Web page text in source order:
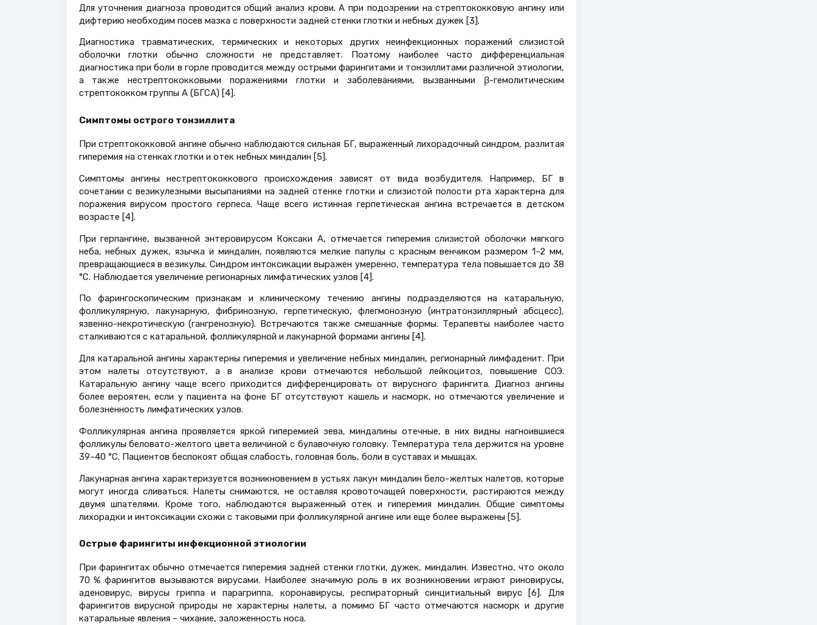
Для уточнения диагноза проводится общий анализ крови. А при подозрении на стрептококковую ангину или
дифтерию необходим посев мазка с поверхности задней стенки глотки и небных дужек [3].
Диагностика травматических, термических и некоторых других неинфекционных поражений слизистой
оболочки глотки обычно сложности не представляет. Поэтому наиболее часто дифференциальная
диагностика при боли в горле проводится между острыми фарингитами и тонзиллитами различной этиологии,
а также нестрептококковыми поражениями глотки и заболеваниями, вызванными β-гемолитическим
стрептококком группы А (БГСА) [4].
Симптомы острого тонзиллита
При стрептококковой ангине обычно наблюдаются сильная БГ, выраженный лихорадочный синдром, разлитая
гиперемия на стенках глотки и отек небных миндалин [5].
Симптомы ангины нестрептококкового происхождения зависят от вида возбудителя. Например, БГ в
сочетании с везикулезными высыпаниями на задней стенке глотки и слизистой полости рта характерна для
поражения вирусом простого герпеса. Чаще всего истинная герпетическая ангина встречается в детском
возрасте [4].
При герпангине, вызванной энтеровирусом Коксаки А, отмечается гиперемия слизистой оболочки мягкого
неба, небных дужек, язычка и миндалин, появляются мелкие папулы с красным венчиком размером 1–2 мм,
превращающиеся в везикулы. Синдром интоксикации выражен умеренно, температура тела повышается до 38
°С. Наблюдается увеличение регионарных лимфатических узлов [4].
По фарингоскопическим признакам и клиническому течению ангины подразделяются на катаральную,
фолликулярную, лакунарную, фибринозную, герпетическую, флегмонозную (интратонзиллярный абсцесс),
язвенно-некротическую (гангренозную). Встречаются также смешанные формы. Терапевты наиболее часто
сталкиваются с катаральной, фолликулярной и лакунарной формами ангины [4].
Для катаральной ангины характерны гиперемия и увеличение небных миндалин, регионарный лимфаденит. При
этом налеты отсутствуют, а в анализе крови отмечаются небольшой лейкоцитоз, повышение СОЭ.
Катаральную ангину чаще всего приходится дифференцировать от вирусного фарингита. Диагноз ангины
более вероятен, если у пациента на фоне БГ отсутствуют кашель и насморк, но отмечаются увеличение и
болезненность лимфатических узлов.
Фолликулярная ангина проявляется яркой гиперемией зева, миндалины отечные, в них видны нагноившиеся
фолликулы беловато-желтого цвета величиной с булавочную головку. Температура тела держится на уровне
39–40 °С. Пациентов беспокоят общая слабость, головная боль, боли в суставах и мышцах.
Лакунарная ангина характеризуется возникновением в устьях лакун миндалин бело-желтых налетов, которые
могут иногда сливаться. Налеты снимаются, не оставляя кровоточащей поверхности, растираются между
двумя шпателями. Кроме того, наблюдаются выраженный отек и гиперемия миндалин. Общие симптомы
лихорадки и интоксикации схожи с таковыми при фолликулярной ангине или еще более выражены [5].
Острые фарингиты инфекционной этиологии
При фарингитах обычно отмечается гиперемия задней стенки глотки, дужек, миндалин. Известно, что около
70 % фарингитов вызываются вирусами. Наиболее значимую роль в их возникновении играют риновирусы,
аденовирус, вирусы гриппа и парагриппа, коронавирусы, респираторный синцитиальный вирус [6]. Для
фарингитов вирусной природы не характерны налеты, а помимо БГ часто отмечаются насморк и другие
катаральные явления – чихание, заложенность носа.